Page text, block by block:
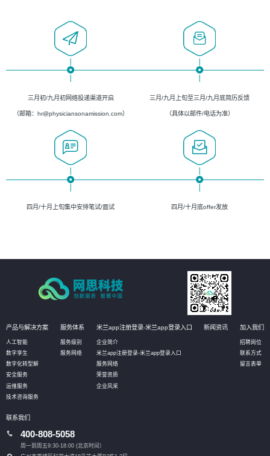
三月初/九月初网络投递渠道开启
（邮箱：hr@physiciansonamission.com）
三月/九月上旬至三月/九月底简历反馈
（具体以邮件/电话为准）
四月/十月上旬集中安排笔试/面试 四月/十月底offer发放
产品与解决方案
人工智能
数字孪生
数字化转型解
安全服务
运维服务
技术咨询服务
服务体系
服务级别
服务网络
米兰app注册登录-米兰app登录入口
企业简介
米兰app注册登录-米兰app登录入口
服务网络
荣誉资质
企业风采
新闻资讯 加入我们
招聘岗位
联系方式
留言表单
联系我们
400-808-5058
周一到周五9:30-18:00 (北京时间）